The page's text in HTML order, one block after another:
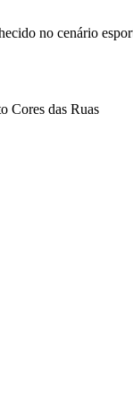
no cenário
Cores das Ruas